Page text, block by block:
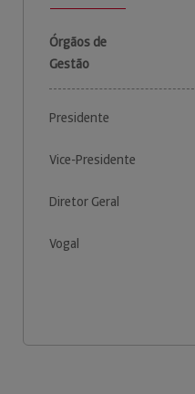
Órgãos de
Gestão
Presidente
Vice-Presidente
Diretor Geral
Vogal